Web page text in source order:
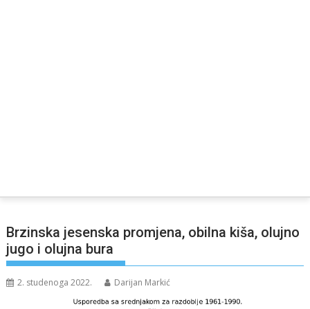
Brzinska jesenska promjena, obilna kiša, olujno
jugo i olujna bura
2. studenoga 2022. Darijan Markić